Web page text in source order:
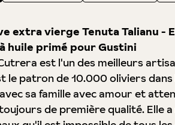
extra vierge Tenuta Talianu -
huile primé pour Gustini
est l'un des meilleurs
le patron de 10.000 oliviers dans
sa famille avec amour et
de première qualité. Elle